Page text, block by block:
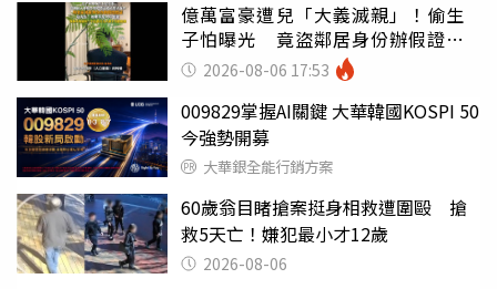
億萬富豪遭兒「大義滅親」！偷生
子怕曝光 竟盜鄰居身份辦假證落
戶 2026-08-06 17:53
009829掌握AI關鍵 大華韓國KOSPI 50
今強勢開募
大華銀全能行銷方案
60歲翁目睹搶案挺身相救遭圍毆 搶
救5天亡！嫌犯最小才12歲
2026-08-06